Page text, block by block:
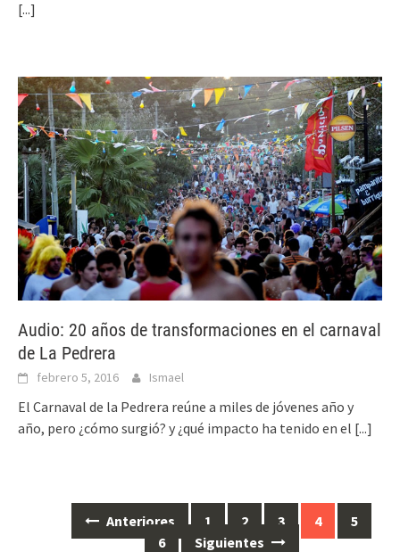
[...]
Audio: 20 años de transformaciones en el carnaval
de La Pedrera
febrero 5, 2016 Ismael
El Carnaval de la Pedrera reúne a miles de jóvenes año y
año, pero ¿cómo surgió? y ¿qué impacto ha tenido en el [...]
Anteriores 1 2 3 4
5
6
Siguientes